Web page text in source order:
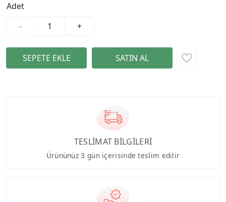
Adet
-
+
TESLİMAT BİLGİLERİ
Ürününüz 3 gün içerisinde teslim edilir